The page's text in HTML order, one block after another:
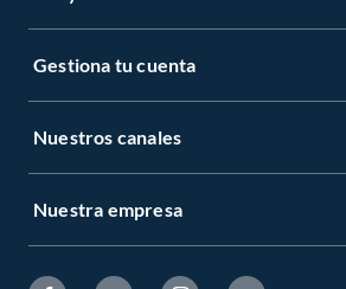
LIbro de reclamaciones
Legales
Gestiona tu cuenta
Mi cuenta
Nuestros canales
Tiendas Sodimac y Maestro
Nuestra empresa
Nuestra historia